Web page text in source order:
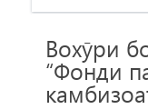
Вохӯри
“Фонди